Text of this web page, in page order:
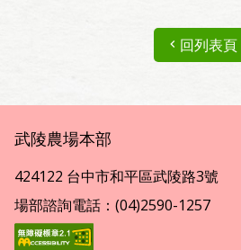
回列表頁
武陵農場本部
424122 台中市和平區武陵路3號
場部諮詢電話：(04)2590-1257